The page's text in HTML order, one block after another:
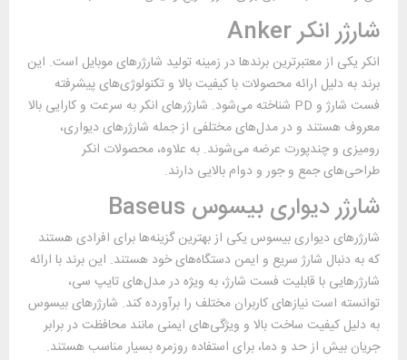
شارژر انکر Anker
انکر یکی از معتبرترین برندها در زمینه تولید شارژرهای موبایل است. این
برند به دلیل ارائه محصولات با کیفیت بالا و تکنولوژی‌های پیشرفته
فست شارژ و PD شناخته می‌شود. شارژرهای انکر به سرعت و کارایی بالا
معروف هستند و در مدل‌های مختلفی از جمله شارژرهای دیواری،
رومیزی و چندپورت عرضه می‌شوند. به علاوه، محصولات انکر
طراحی‌های جمع و جور و دوام بالایی دارند.
شارژر دیواری بیسوس Baseus
شارژرهای دیواری بیسوس یکی از بهترین گزینه‌ها برای افرادی هستند
که به دنبال شارژ سریع و ایمن دستگاه‌های خود هستند. این برند با ارائه
شارژرهایی با قابلیت فست شارژ، به ویژه در مدل‌های تایپ سی،
توانسته است نیازهای کاربران مختلف را برآورده کند. شارژرهای بیسوس
به دلیل کیفیت ساخت بالا و ویژگی‌های ایمنی مانند محافظت در برابر
جریان بیش از حد و دما، برای استفاده روزمره بسیار مناسب هستند.